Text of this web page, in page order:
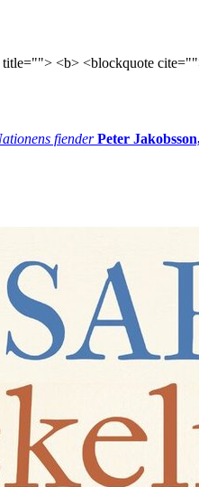
<b> <blockquote
fiender Peter